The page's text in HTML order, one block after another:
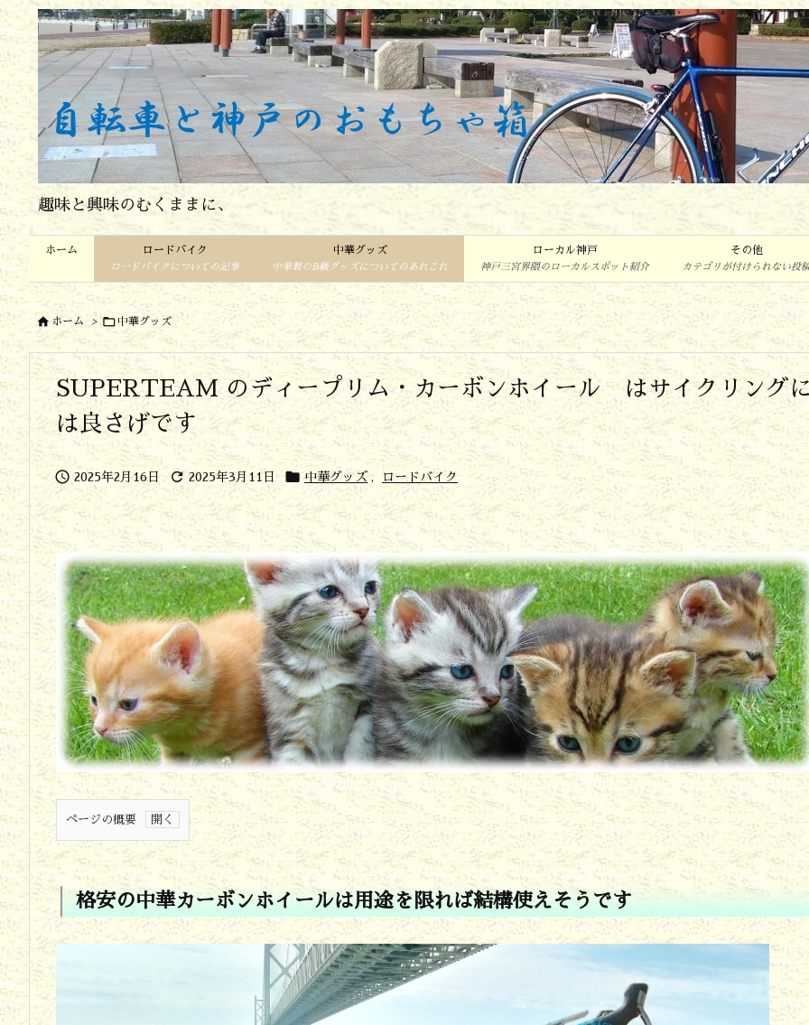
趣味と興味のむくままに、
ホーム ロードバイク
ロードバイクについての記事
中華グッズ
中華製のB級グッズについてのあれこれ
ローカル神戸
神戸三宮界隈のローカルスポット紹介
その他
カテゴリが付けられない投
 ホーム >  中華グッズ
SUPERTEAM のディープリム・カーボンホイール はサイクリング
は良さげです
 2025年2月16日  2025年3月11日  中華グッズ , ロードバイク
ページの概要
1.
格
安
の
格安の中華カーボンホイールは用途を限れば結構使えそうです